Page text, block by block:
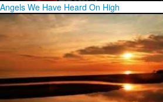
Angels We Have Heard On High